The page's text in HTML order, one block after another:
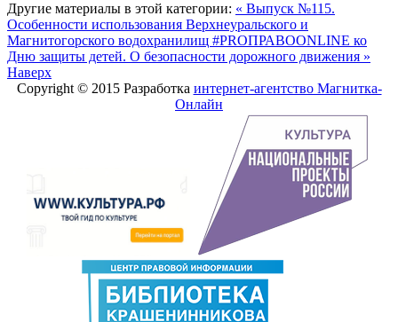
Другие материалы в этой категории: « Выпуск №115.
Особенности использования Верхнеуральского и
Магнитогорского водохранилищ #PROПРАВОONLINE ко
Дню защиты детей. О безопасности дорожного движения »
Наверх
Copyright © 2015 Разработка интернет-агентство Магнитка-
Онлайн